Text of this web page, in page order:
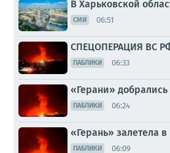
В Харьковской
СМИ 06:51
СПЕЦОПЕРАЦИЯ ВС
ПАБЛИКИ 06:33
«Герани»
ПАБЛИКИ 06:24
«Герань» залетела
ПАБЛИКИ 06:09